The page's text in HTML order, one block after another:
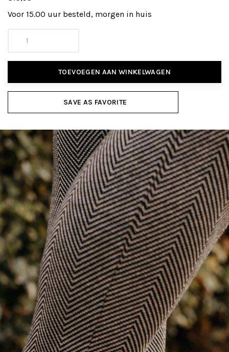
Voor 15.00 uur besteld, morgen in huis
TOEVOEGEN AAN WINKELWAGEN
SAVE AS FAVORITE